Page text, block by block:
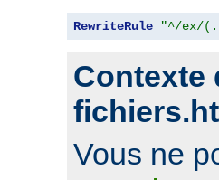
RewriteRule "^/ex/
Contexte
Vous ne